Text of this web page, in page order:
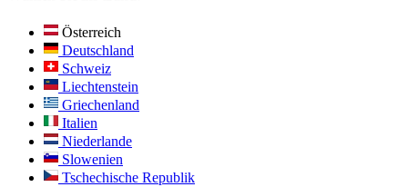
Österreich
Deutschland
Schweiz
Liechtenstein
Griechenland
Italien
Niederlande
Slowenien
Tschechische Republik